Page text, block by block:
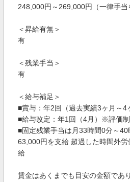
248,000円～269,000円（一律手当
＜昇給有無＞
有
＜残業手当＞
有
＜給与補足＞
■賞与：年2回（過去実績3ヶ月～4
■給与改定：年1回（4月）※評価
■固定残業手当は月33時間0分～
63,000円を支給 超過した時間外
給
賃金はあくまでも目安の金額であ